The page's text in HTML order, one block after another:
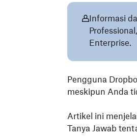
Informasi
Enterprise.
Pengguna
meskipun Anda
Artikel ini
Tanya Jawab